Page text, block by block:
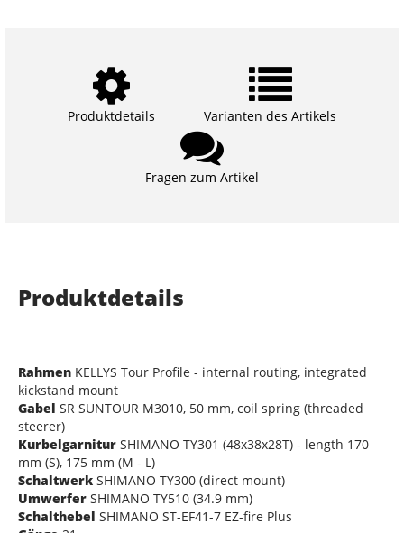
Produktdetails Varianten des Artikels
Fragen zum Artikel
Produktdetails
Rahmen KELLYS Tour Profile - internal routing, integrated
kickstand mount
Gabel SR SUNTOUR M3010, 50 mm, coil spring (threaded
steerer)
Kurbelgarnitur SHIMANO TY301 (48x38x28T) - length 170
mm (S), 175 mm (M - L)
Schaltwerk SHIMANO TY300 (direct mount)
Umwerfer SHIMANO TY510 (34.9 mm)
Schalthebel SHIMANO ST-EF41-7 EZ-fire Plus